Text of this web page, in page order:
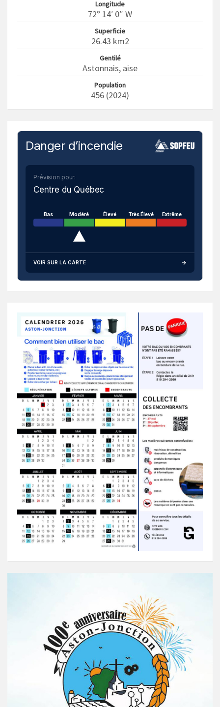
Longitude
72° 14′ 0″ W
Superficie
26.43 km2
Gentilé
Astonnais, aise
Population
456 (2024)
Danger d’incendie
Prévision pour:
Centre du Québec
Bas Modéré Élevé Très Élevé Extrême
VOIR SUR LA CARTE